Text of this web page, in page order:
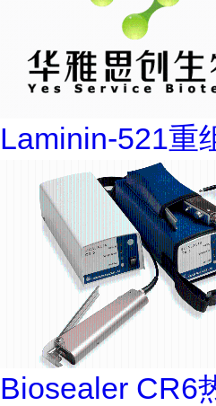
Laminin-521重
Biosealer CR6